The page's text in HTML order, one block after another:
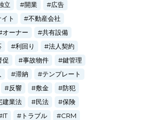
立 開業
広告
ト
不動産会社
オーナー
共有設備
利回り
法人契約
促 事故物件
鍵管理
滞納
テンプレート
反響 敷金
防犯
建業法 民法
保険
IT トラブル
CRM